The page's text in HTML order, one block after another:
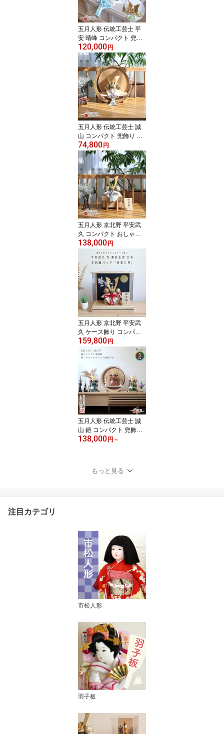
五月人形 伝統工芸士 平
安 晴峰 コンパクト 兜飾
り 選べる 2種類 正絹 淡
色糸浅黄/萌葱 金小札兜
雄山 5月人形 端午の節句
初節句 増村人形店 MMN
2641
120,000 円
五月人形 伝統工芸士 誠
山 コンパクト 兜飾り 淡
黒水色兜 月 丸 杉 ウォー
ルナット 37A 5月人形 端
午の節句 初節句 増村人
形店 MMN0074
74,800 円
五月人形 京北野 平安武
久 コンパクト おしゃれ
兜飾り 京北野 平安 武久
正絹淡浅葱色 本金箔押金
小札兜 京製 京甲冑 5月人
形 端午の節句 初節句 増
村人形店 MMN1607
138,000 円
五月人形 京北野 平安武
久 ケース飾り コンパク
ト 兜飾り 京北野 平安 武
久 8号 正絹 赤糸 京製 京
甲冑 5月人形 端午の節句
初節句 増村人形店 MMN
27078
159,800 円
五月人形 伝統工芸士 誠
山 鎧 コンパクト 兜飾り
全身 奉納 奉納鎧 数量限
初節句 増村人形店 MMN
138,000 円 ～
もっと見る
注目カテゴリ
市松人形
羽子板